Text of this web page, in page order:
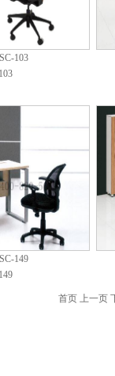
103
149
首页 上一页